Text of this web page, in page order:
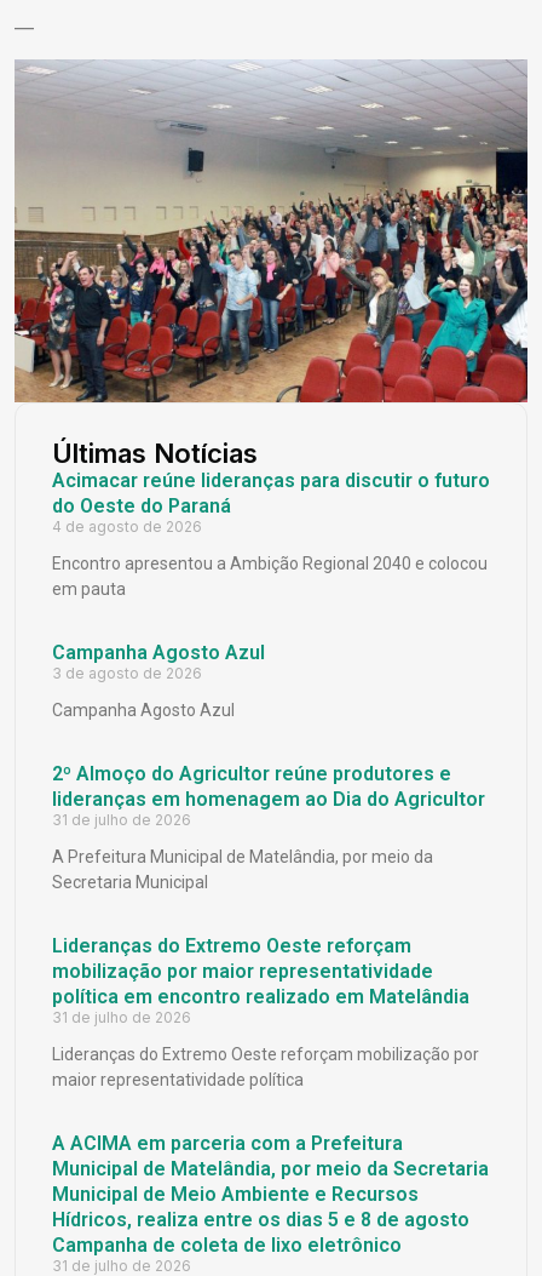
—
Últimas Notícias
Acimacar reúne lideranças para discutir o futuro
do Oeste do Paraná
4 de agosto de 2026
Encontro apresentou a Ambição Regional 2040 e colocou
em pauta
Campanha Agosto Azul
3 de agosto de 2026
Campanha Agosto Azul
2º Almoço do Agricultor reúne produtores e
lideranças em homenagem ao Dia do Agricultor
31 de julho de 2026
A Prefeitura Municipal de Matelândia, por meio da
Secretaria Municipal
Lideranças do Extremo Oeste reforçam
mobilização por maior representatividade
política em encontro realizado em Matelândia
31 de julho de 2026
Lideranças do Extremo Oeste reforçam mobilização por
maior representatividade política
A ACIMA em parceria com a Prefeitura
Municipal de Matelândia, por meio da Secretaria
Municipal de Meio Ambiente e Recursos
Hídricos, realiza entre os dias 5 e 8 de agosto
Campanha de coleta de lixo eletrônico
31 de julho de 2026